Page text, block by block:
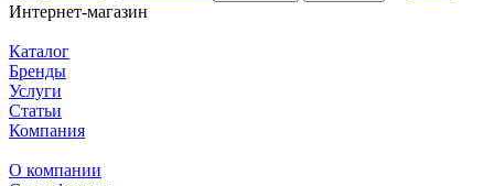
Интернет-магазин
Каталог
Бренды
Услуги
Статьи
Компания
О компании